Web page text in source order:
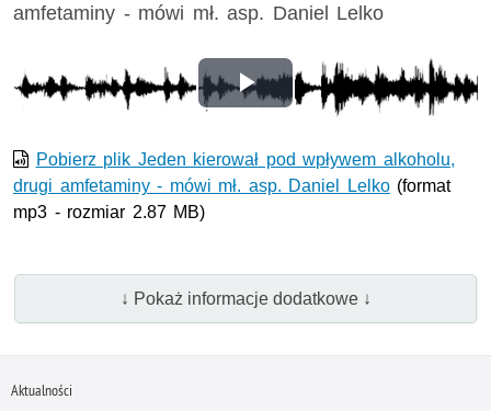
amfetaminy - mówi mł. asp. Daniel Lelko
Odtwórz
wideo
Pobierz plik Jeden kierował pod wpływem alkoholu,
drugi amfetaminy - mówi mł. asp. Daniel Lelko(format
mp3 - rozmiar 2.87 MB)
↓ Pokaż informacje dodatkowe ↓
Aktualności